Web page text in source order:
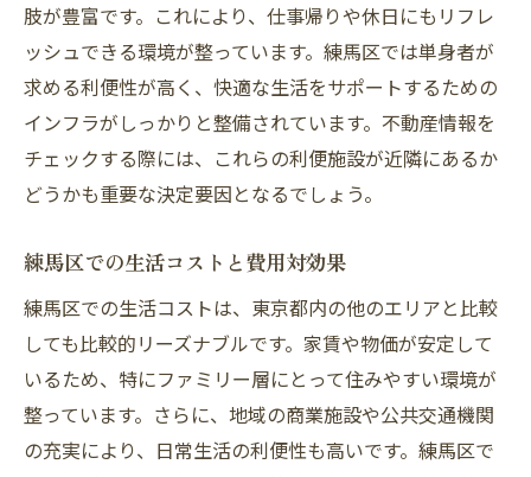
肢が豊富です。これにより、仕事帰りや休日にもリフレ
ッシュできる環境が整っています。練馬区では単身者が
求める利便性が高く、快適な生活をサポートするための
インフラがしっかりと整備されています。不動産情報を
チェックする際には、これらの利便施設が近隣にあるか
どうかも重要な決定要因となるでしょう。
練馬区での生活コストと費用対効果
練馬区での生活コストは、東京都内の他のエリアと比較
しても比較的リーズナブルです。家賃や物価が安定して
いるため、特にファミリー層にとって住みやすい環境が
整っています。さらに、地域の商業施設や公共交通機関
の充実により、日常生活の利便性も高いです。練馬区で